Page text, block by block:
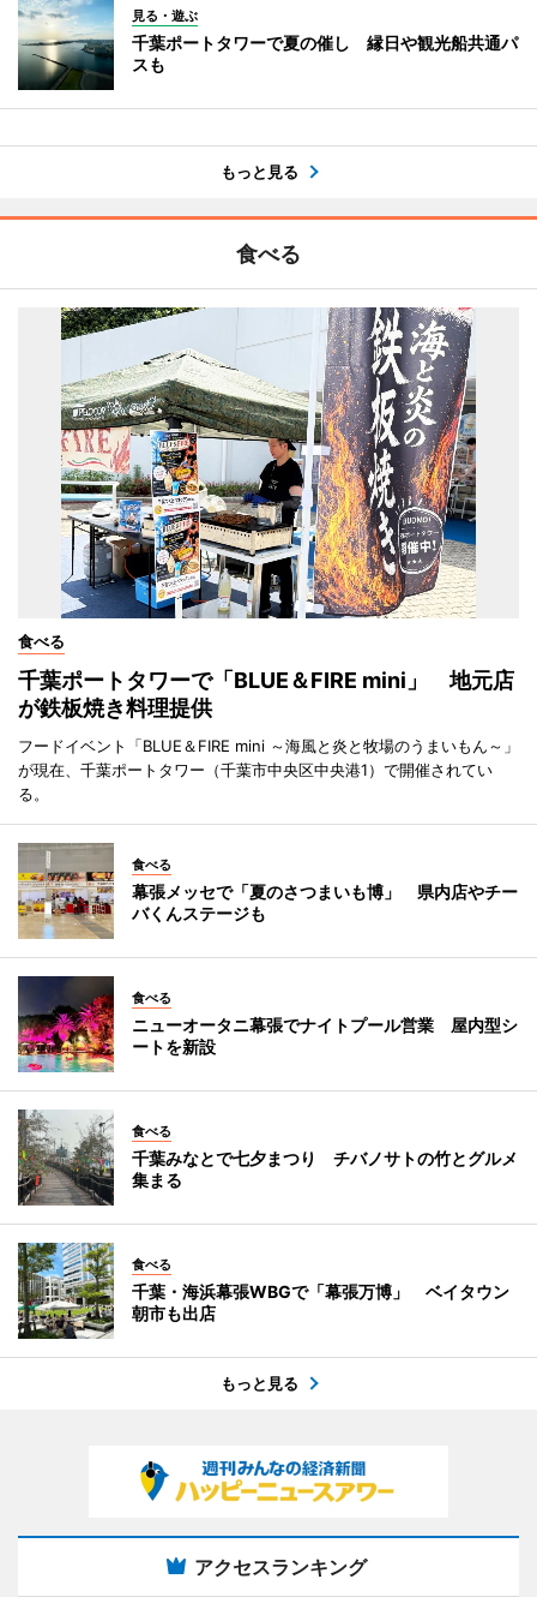
見る・遊ぶ
千葉ポートタワーで夏の催し 縁日や観光船共通パ
スも
もっと見る
食べる
食べる
千葉ポートタワーで「BLUE＆FIRE mini」 地元店
が鉄板焼き料理提供
フードイベント「BLUE＆FIRE mini ～海風と炎と牧場のうまいもん～」
が現在、千葉ポートタワー（千葉市中央区中央港1）で開催されてい
る。
食べる
幕張メッセで「夏のさつまいも博」 県内店やチー
バくんステージも
食べる
ニューオータニ幕張でナイトプール営業 屋内型シ
ートを新設
食べる
千葉みなとで七夕まつり チバノサトの竹とグルメ
集まる
食べる
千葉・海浜幕張WBGで「幕張万博」 ベイタウン
朝市も出店
もっと見る
アクセスランキング